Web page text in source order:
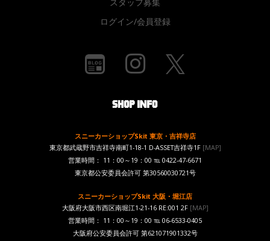
ログイン/会員登録
スニーカーショップSkit 東京・吉祥寺店
東京都武蔵野市吉祥寺南町1-18-1 D-ASSET吉祥寺1F [MAP]
営業時間： 11：00～19：00 ℡ 0422-47-6671
東京都公安委員会許可 第30560030721号
スニーカーショップSkit 大阪・堀江店
大阪府大阪市西区南堀江1-21-16 RE:001 2F[MAP]
営業時間： 11：00～19：00 ℡ 06-6533-0405
大阪府公安委員会許可 第621071901332号